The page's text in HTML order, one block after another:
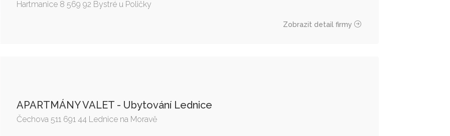
Hartmanice 8 569 92 Bystré u Poličky
Zobrazit detail firmy
APARTMÁNY VALET - Ubytování Lednice
Čechova 511 691 44 Lednice na Moravě